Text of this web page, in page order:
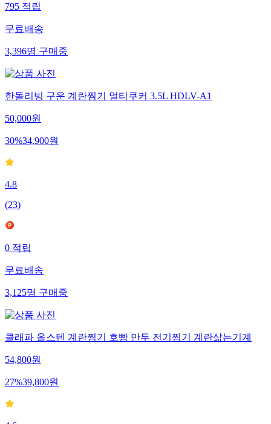
795적립
무료배송
3,396명구매중
한돌리빙 구운 계란찜기 멀티쿠커 3.5L HDLV-A1
50,000원
30%34,900원
4.8
(23)
0적립
무료배송
3,125명구매중
클래파 올스텐 계란찜기 호빵 만두 전기찜기 계란삶는기계
54,800원
27%39,800원